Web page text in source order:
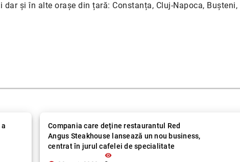
și în alte orașe din țară: Constanța, Cluj-Napoca, Bușteni,
Compania care deține restaurantul Red
Angus Steakhouse lansează un nou business,
centrat în jurul cafelei de specialitate
visibility